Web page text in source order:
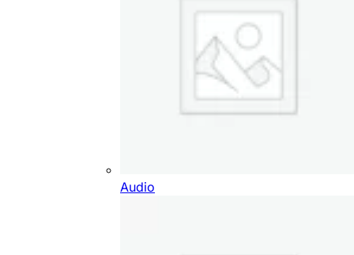
Audio